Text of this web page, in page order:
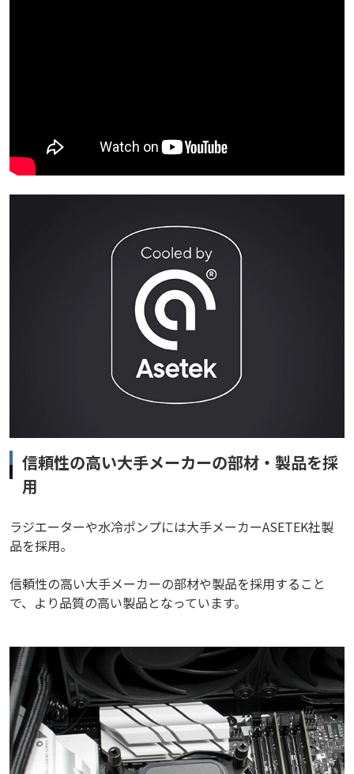
信頼性の高い大手メーカーの部材・製品を採
用
ラジエーターや水冷ポンプには大手メーカーASETEK社製
品を採用。
信頼性の高い大手メーカーの部材や製品を採用すること
で、より品質の高い製品となっています。